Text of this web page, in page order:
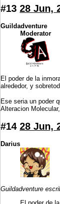
#13 28 Jun,
Guildadventure
Moderator
El poder de la
alrededor, y
Ese seria un poder
Alteracion
#14 28 Jun,
Darius
Guildadventure